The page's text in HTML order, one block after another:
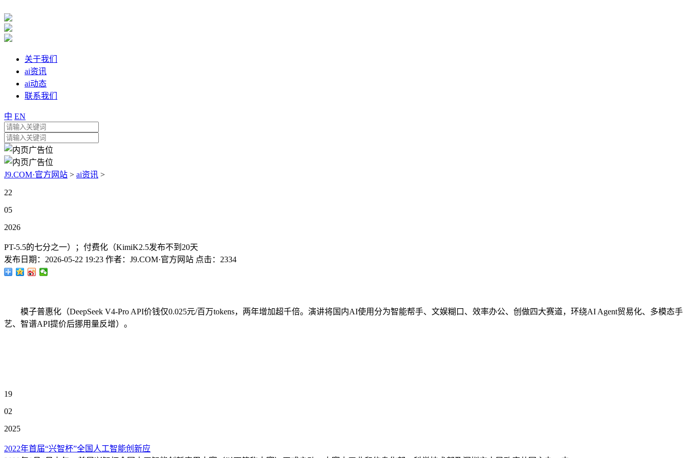
关于我们
ai资讯
ai动态
联系我们
中 EN
J9.COM·官方网站 > ai资讯 >
22
05
2026
PT-5.5的七分之一）；付费化（KimiK2.5发布不到20天
发布日期： 2026-05-22 19:23 作者： J9.COM·官方网站 点击： 2334
模子普惠化（DeepSeek V4-Pro API价钱仅0.025元/百万tokens，两年增加超千倍。演讲将国内AI使用分为智能帮手、文娱糊口、效率办公、创做四大赛道，环绕AI Agent贸易化、多模态手
艺、智谱API提价后挪用量反增）。
19
02
2025
2022年首届“兴智杯”全国人工智能创新应